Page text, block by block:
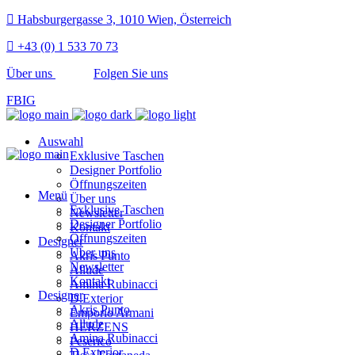
Habsburgergasse 3, 1010 Wien, Österreich
+43 (0) 1 533 70 73
Über uns
Folgen Sie uns
FBIG
Auswahl
Exklusive Taschen
Designer Portfolio
Öffnungszeiten
Über uns
Newsletter
Kontakt
Designer
Akris Punto
Allude
Amina Rubinacci
D.Exterior
Emporio Armani
HERZENS
Peserico
Menü
Exklusive Taschen
Designer Portfolio
Öffnungszeiten
Über uns
Newsletter
Kontakt
Designer
Akris Punto
Allude
Amina Rubinacci
D.Exterior